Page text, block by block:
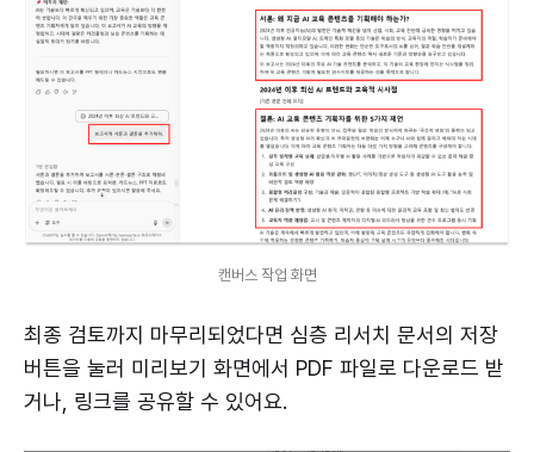
캔버스 작업 화면
최종 검토까지 마무리되었다면 심층 리서치 문서의 저장
버튼을 눌러 미리보기 화면에서 PDF 파일로 다운로드 받
거나, 링크를 공유할 수 있어요.